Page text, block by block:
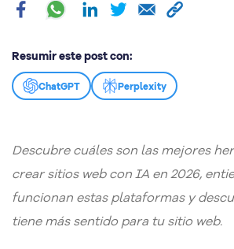
Resumir este post con:
ChatGPT Perplexity
Descubre cuáles son las mejores
crear sitios web con IA en 2026,
funcionan estas plataformas y
tiene más sentido para tu sitio web.